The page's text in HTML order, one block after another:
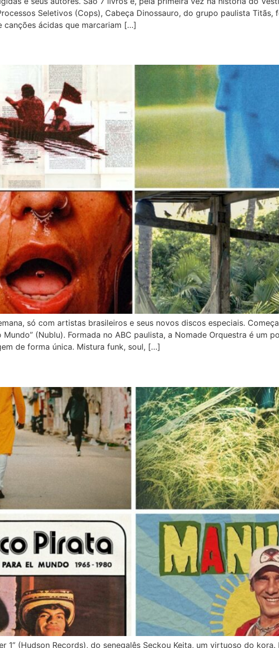
Seletivos (Cops), Cabeça Dinossauro, do grupo paulista
ácidas que marcariam […]
só com artistas brasileiros e seus novos discos especiais.
(Nublu). Formada no ABC paulista, a Nomade Orquestra é um
de forma única. Mistura funk, soul, […]
1” (Hudson Records), do senegalês Seckou Keita, um virtuoso do